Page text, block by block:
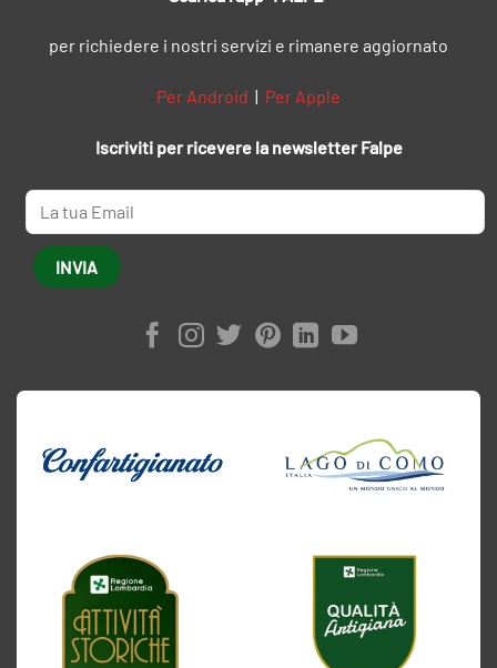
per richiedere i nostri servizi e rimanere aggiornato
Per Android | Per Apple
Iscriviti per ricevere la newsletter Falpe